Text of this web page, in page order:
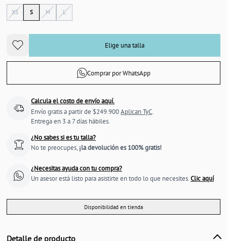
XS S M L
Elige una talla
Comprar por WhatsApp
Calcula el costo de envío aquí.
Envío gratis a partir de $249.900Aplican TyC.
Entrega en 3 a 7 días hábiles.
¿No sabes si es tu talla?
No te preocupes, ¡la devolución es 100% gratis!
¿Necesitas ayuda con tu compra?
Un asesor está listo para asistirte en todo lo que necesites.Clic aquí
Disponibilidad en tienda
Detalle de producto